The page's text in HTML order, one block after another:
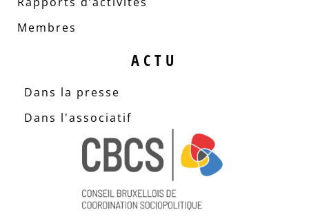
Membres
ACTU
Dans la presse
Dans l'associatif